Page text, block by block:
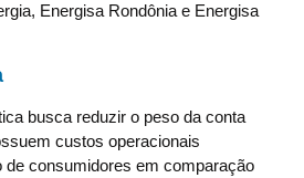
Energisa Rondônia e Energisa
busca reduzir o peso da conta
custos operacionais
de consumidores em comparação